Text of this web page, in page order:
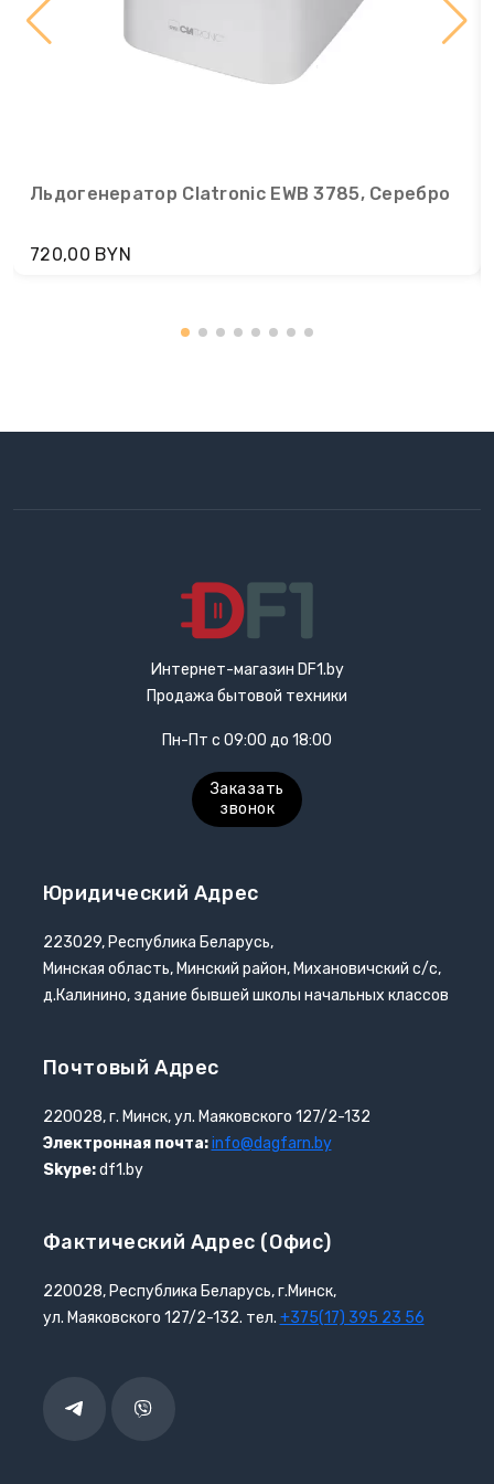
Льдогенератор Clatronic EWB 3785, Серебро
720,00 BYN
Интернет-магазин DF1.by
Продажа бытовой техники
Пн-Пт с 09:00 до 18:00
Заказать
звонок
Юридический Адрес
223029, Республика Беларусь,
Минская область, Минский район, Михановичский с/с,
д.Калинино, здание бывшей школы начальных классов
Почтовый Адрес
220028, г. Минск, ул. Маяковского 127/2-132
Электронная почта: info@dagfarn.by
Skype:df1.by
Фактический Адрес (офис)
220028, Республика Беларусь, г.Минск,
ул. Маяковского 127/2-132. тел. +375(17) 395 23 56
Telegram Viber